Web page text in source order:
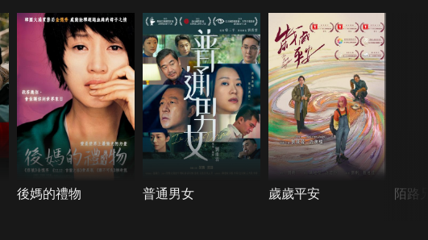
後媽的禮物 普通男女 歲歲平安 陌路